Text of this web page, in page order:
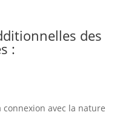
des
:
connexion avec la nature